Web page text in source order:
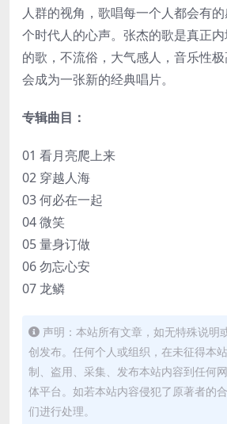
人群的视角，歌唱每一个人都会有
个时代人的心声。张杰的歌是真正
的歌，不流俗，大气感人，音乐性
会成为一张新的经典唱片。
专辑曲目：
01 看月亮爬上来
02 穿越人海
03 何必在一起
04 微笑
05 量身订做
06 勿忘心安
07 龙鳞
声明：本站所有文章，如无特殊说明
创发布。任何个人或组织，在未征得本
制、盗用、采集、发布本站内容到任何
体平台。如若本站内容侵犯了原著者的
们进行处理。